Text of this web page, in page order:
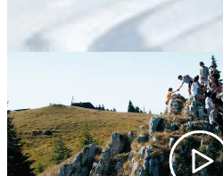
Play